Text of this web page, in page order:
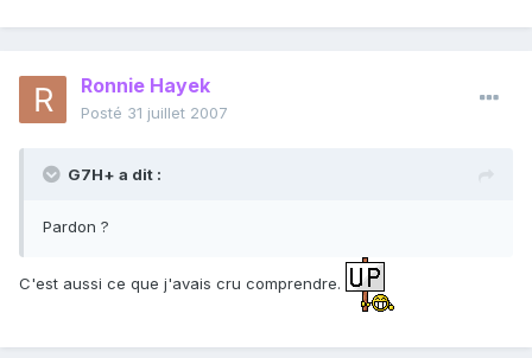
Ronnie Hayek
Posté 31 juillet 2007
G7H+ a dit :
Pardon ?
C'est aussi ce que j'avais cru comprendre.